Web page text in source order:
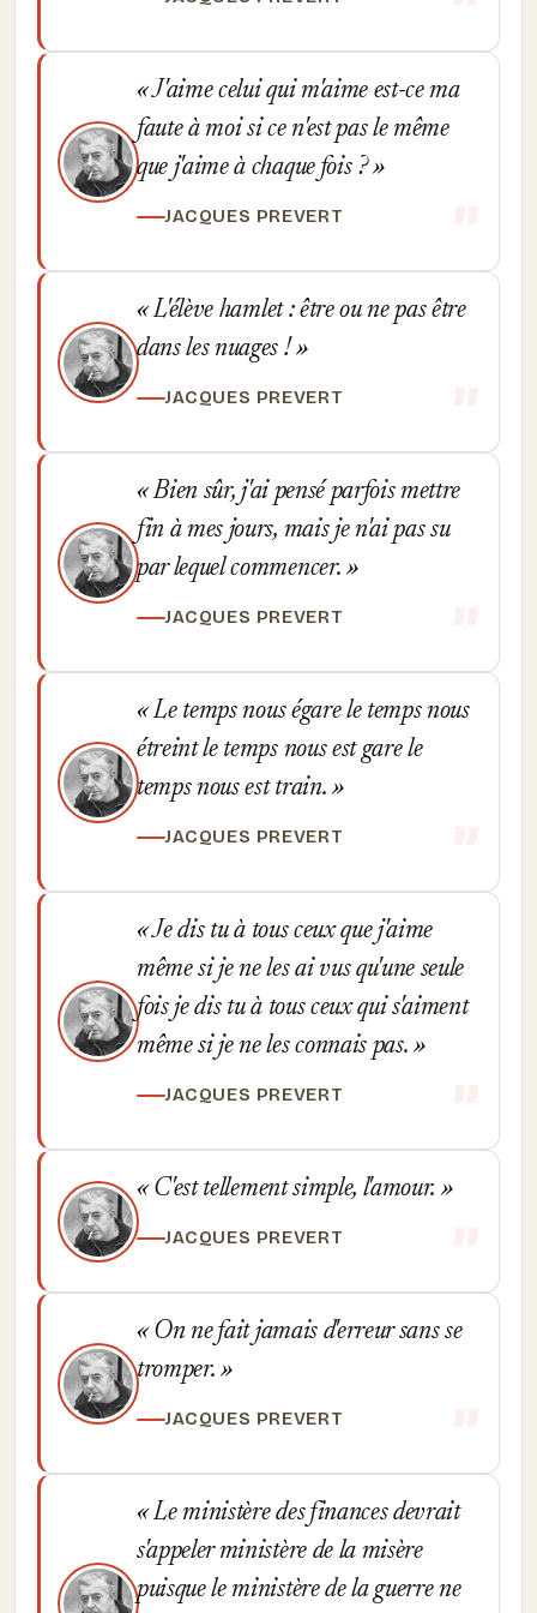
J'aime celui qui m'aime est-ce ma
faute à moi si ce n'est pas le même
que j'aime à chaque fois ?
JACQUES PREVERT
L'élève hamlet : être ou ne pas être
dans les nuages !
JACQUES PREVERT
Bien sûr, j'ai pensé parfois mettre
fin à mes jours, mais je n'ai pas su
par lequel commencer.
JACQUES PREVERT
Le temps nous égare le temps nous
étreint le temps nous est gare le
temps nous est train.
JACQUES PREVERT
Je dis tu à tous ceux que j'aime
même si je ne les ai vus qu'une seule
fois je dis tu à tous ceux qui s'aiment
même si je ne les connais pas.
JACQUES PREVERT
C'est tellement simple, l'amour.
JACQUES PREVERT
On ne fait jamais d'erreur sans se
tromper.
JACQUES PREVERT
Le ministère des finances devrait
s'appeler ministère de la misère
puisque le ministère de la guerre ne